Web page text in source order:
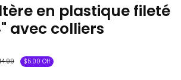
en plastique fileté
avec colliers
$5.00 Off